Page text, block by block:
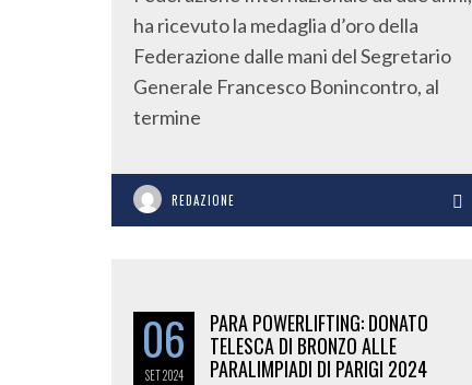
ha ricevuto la medaglia d’oro della
Federazione dalle mani del Segretario
Generale Francesco Bonincontro, al
termine
REDAZIONE
06
SET2024
PARA POWERLIFTING: DONATO
TELESCA DI BRONZO ALLE
PARALIMPIADI DI PARIGI 2024